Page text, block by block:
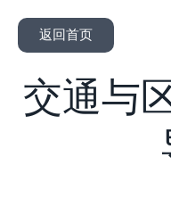
返回首页
交通与